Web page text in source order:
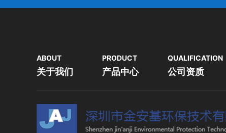
ABOUT
关于我们
PRODUCT
产品中心
QUALIFICATION
公司资质